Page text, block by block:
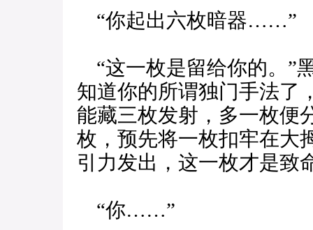
“你起出六枚暗器……”
“这一枚是留给你的。”
知道你的所谓独门手法了
能藏三枚发射，多一枚便
枚，预先将一枚扣牢在大
引力发出，这一枚才是致
“你……”